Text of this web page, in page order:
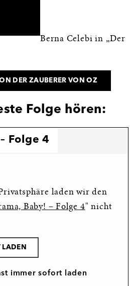
Berna Celebi in „Der
DER ZAUBERER VON OZ
Folge hören:
Folge 4
laden wir den
Baby! – Folge 4" nicht
LADEN
immer sofort laden